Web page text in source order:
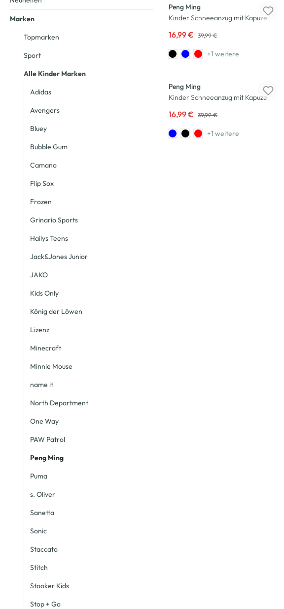
Peng Ming
Kinder Schneeanzug mit Kapuze
16,99 € 39,99 €
+1 weitere
Peng Ming
Kinder Schneeanzug mit Kapuze
16,99 € 39,99 €
+1 weitere
Marken
Topmarken
Sport
Alle Kinder Marken
Adidas
Avengers
Bluey
Bubble Gum
Camano
Flip Sox
Frozen
Grinario Sports
Hailys Teens
Jack&Jones Junior
JAKO
Kids Only
König der Löwen
Lizenz
Minecraft
Minnie Mouse
name it
North Department
One Way
PAW Patrol
Peng Ming
Puma
s. Oliver
Sanetta
Sonic
Staccato
Stitch
Stooker Kids
Stop + Go